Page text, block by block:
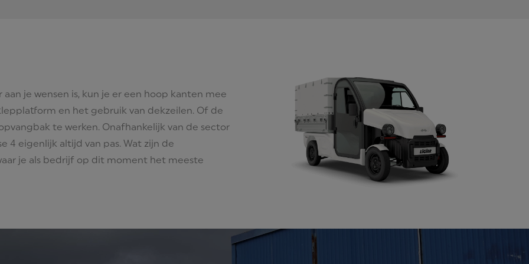
je wensen is, kun je er een hoop kanten mee
en het gebruik van dekzeilen. Of de
te werken. Onafhankelijk van de sector
4 eigenlijk altijd van pas. Wat zijn de
je als bedrijf op dit moment het meeste